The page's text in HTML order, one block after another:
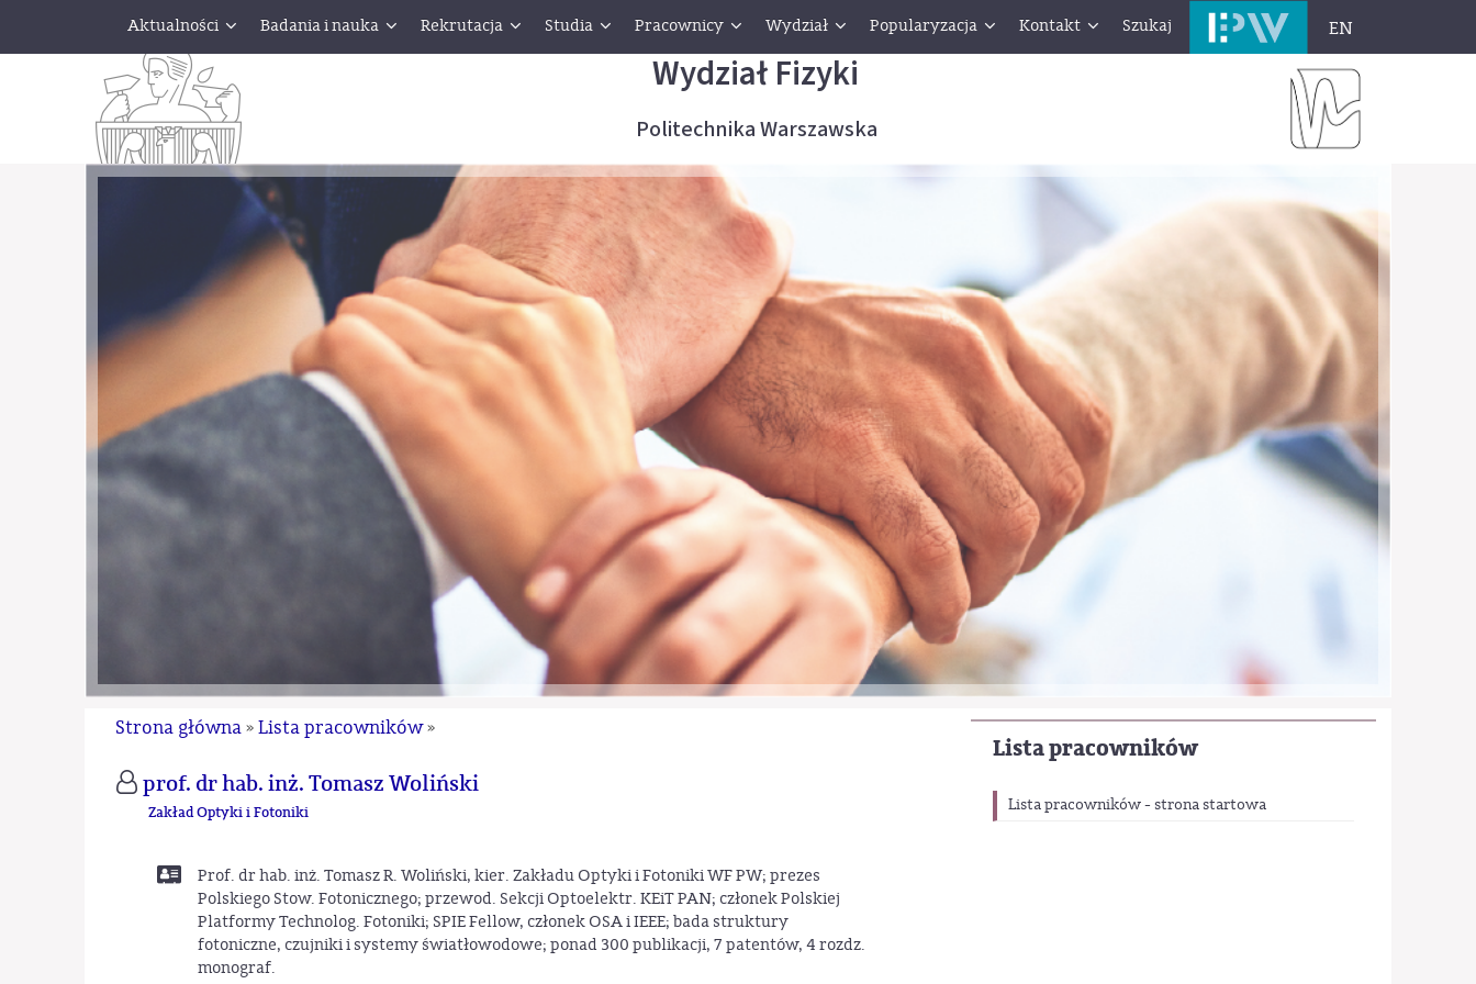
Aktualności Badania i nauka Rekrutacja Studia Pracownicy Wydział Popularyzacja Kontakt Szukaj EN
Wydział Fizyki
Politechnika Warszawska
Lista pracowników
Lista pracowników - strona startowa
Strona główna » Lista pracowników »
prof. dr hab. inż. Tomasz Woliński
Zakład Optyki i Fotoniki
Prof. dr hab. inż. Tomasz R. Woliński, kier. Zakładu Optyki i Fotoniki WF PW; prezes
Polskiego Stow. Fotonicznego; przewod. Sekcji Optoelektr. KEiT PAN; członek Polskiej
Platformy Technolog. Fotoniki; SPIE Fellow, członek OSA i IEEE; bada struktury
fotoniczne, czujniki i systemy światłowodowe; ponad 300 publikacji, 7 patentów, 4 rozdz.
monograf.